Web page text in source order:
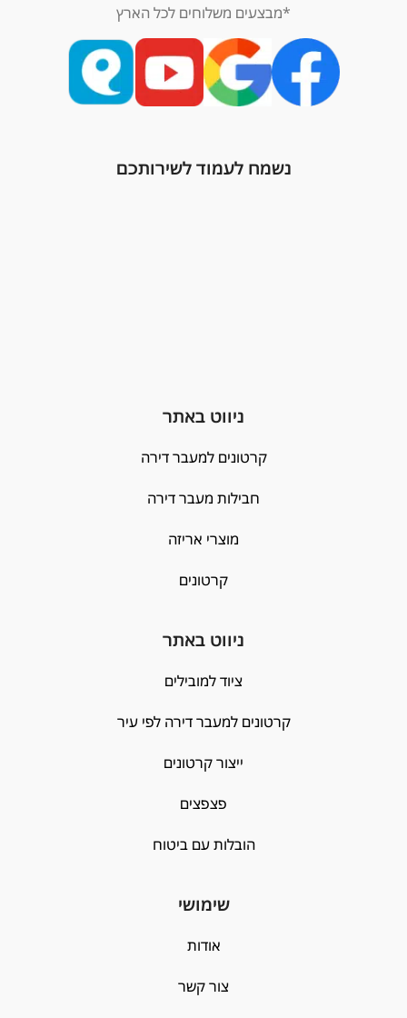
*מבצעים משלוחים לכל הארץ
נשמח לעמוד לשירותכם
ניווט באתר
קרטונים למעבר דירה
חבילות מעבר דירה
מוצרי אריזה
קרטונים
ניווט באתר
ציוד למובילים
קרטונים למעבר דירה לפי עיר
ייצור קרטונים
פצפצים
הובלות עם ביטוח
שימושי
אודות
צור קשר